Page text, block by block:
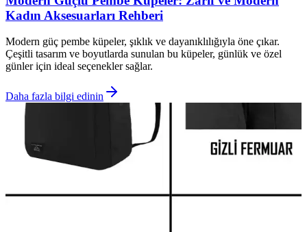
Kadın Aksesuarları Rehberi
Modern güç pembe küpeler, şıklık ve dayanıklılığıyla öne çıkar.
Çeşitli tasarım ve boyutlarda sunulan bu küpeler, günlük ve özel
günler için ideal seçenekler sağlar.
Daha fazla bilgi edinin